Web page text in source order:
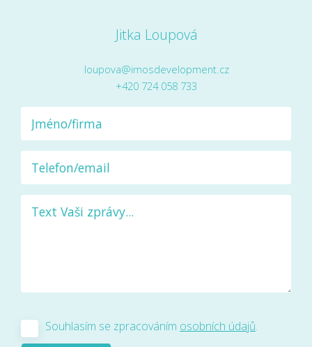
Jitka Loupová
loupova@imosdevelopment.cz
+420 724 058 733
Souhlasím se zpracováním osobních údajů.